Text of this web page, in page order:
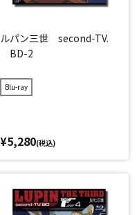
ルパン三世 second-TV.
BD-2
Blu-ray
¥5,280(税込)